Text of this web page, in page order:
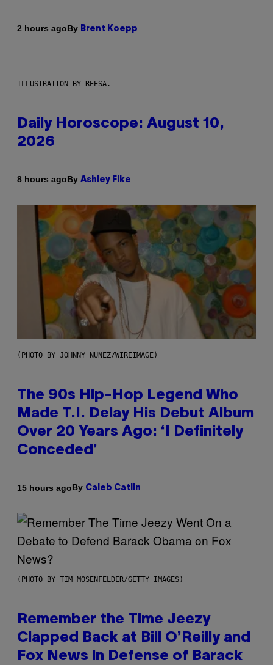
2 hours agoBy Brent Koepp
ILLUSTRATION BY REESA.
Daily Horoscope: August 10,
2026
8 hours agoBy Ashley Fike
(PHOTO BY JOHNNY NUNEZ/WIREIMAGE)
The 90s Hip-Hop Legend Who
Made T.I. Delay His Debut Album
Over 20 Years Ago: ‘I Definitely
Conceded’
15 hours agoBy Caleb Catlin
(PHOTO BY TIM MOSENFELDER/GETTY IMAGES)
Remember the Time Jeezy
Clapped Back at Bill O’Reilly and
Fox News in Defense of Barack